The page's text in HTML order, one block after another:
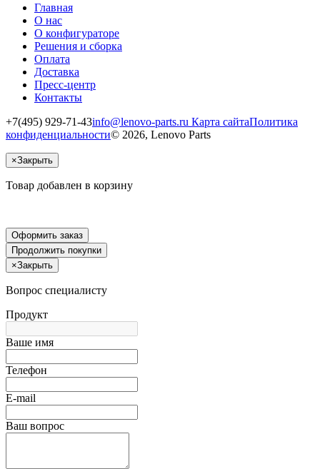
Главная
О нас
О конфигураторе
Решения и сборка
Оплата
Доставка
Пресс-центр
Контакты
+7(495) 929-71-43info@lenovo-parts.ru Карта сайтаПолитика
конфиденциальности© 2026, Lenovo Parts
×Закрыть
Товар добавлен в корзину
Оформить заказ
Продолжить покупки
×Закрыть
Вопрос специалисту
Продукт
Ваше имя
Телефон
E-mail
Ваш вопрос